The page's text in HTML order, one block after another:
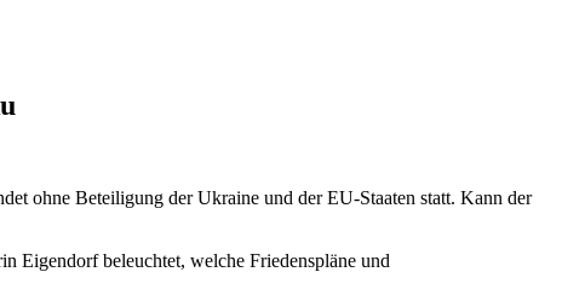
ohne Beteiligung der Ukraine und der EU-Staaten statt. Kann der
Eigendorf beleuchtet, welche Friedenspläne und